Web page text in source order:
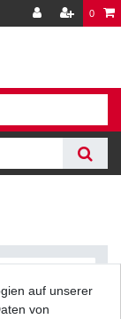
0
auf unserer
von